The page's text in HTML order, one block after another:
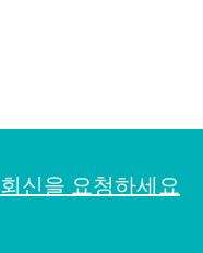
회신을 요청하세요